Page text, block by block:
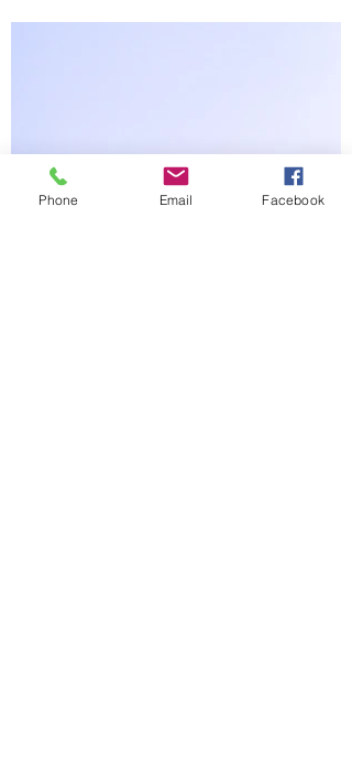
Phone Email Facebook